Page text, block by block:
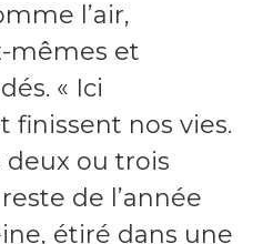
l’air,
mêmes et
« Ici
nos vies.
deux ou trois
de l’année
étiré dans une